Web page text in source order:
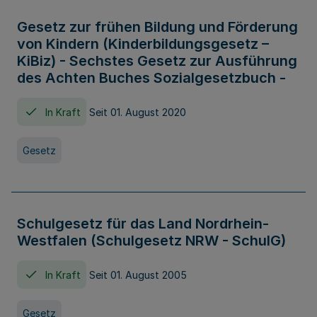
Gesetz zur frühen Bildung und Förderung
von Kindern (Kinderbildungsgesetz –
KiBiz) - Sechstes Gesetz zur Ausführung
des Achten Buches Sozialgesetzbuch -
In Kraft Seit 01. August 2020
Gesetz
Schulgesetz für das Land Nordrhein-
Westfalen (Schulgesetz NRW - SchulG)
In Kraft Seit 01. August 2005
Gesetz